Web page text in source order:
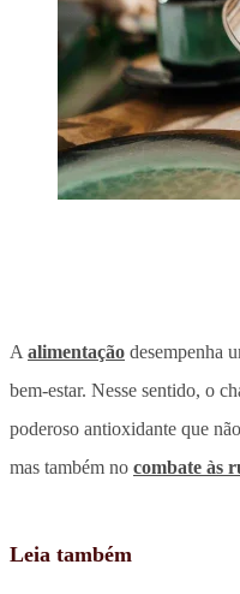
A alimentação desempenha
bem-estar. Nesse sentido, o
poderoso antioxidante que
mas também no combate às
Leia também